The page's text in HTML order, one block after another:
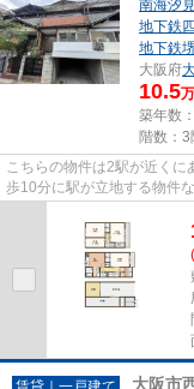
南海汐
地下鉄
地下鉄
大阪府
10.5
築年数
階数：3
こちらの物件は2駅が近くに
歩10分に駅が立地する物件
大阪市